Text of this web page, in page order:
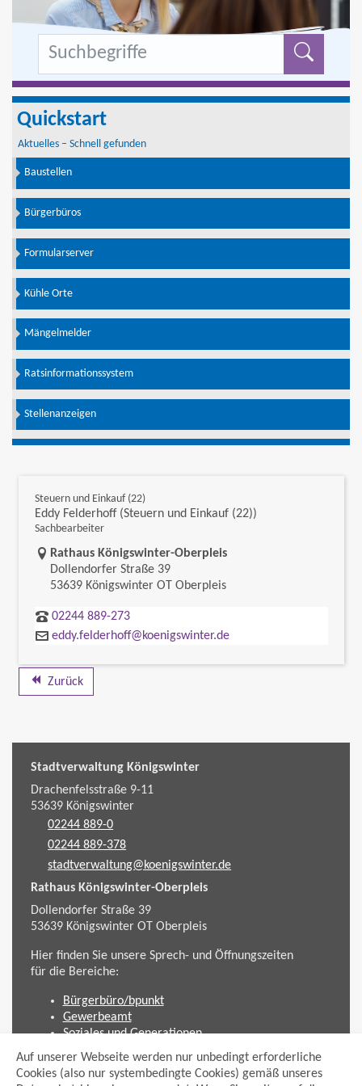
Auf unserer Webseite werden nur unbedingt erforderliche
Cookies (also nur systembedingte Cookies) gemäß unseres
Quickstart
Aktuelles – Schnell gefunden
Baustellen
Bürgerbüros
Formularserver
Kühle Orte
Mängelmelder
Ratsinformationssystem
Stellenanzeigen
Steuern und Einkauf (22)
Eddy Felderhoff (Steuern und Einkauf (22))
Sachbearbeiter
Link zur Google-Maps Navigation
Rathaus Königswinter-Oberpleis
Dollendorfer Straße 39
53639 Königswinter OT Oberpleis
02244 889-273
eddy.felderhoff@koenigswinter.de
Zurück
Stadtverwaltung Königswinter
Drachenfelsstraße 9-11
53639Königswinter
02244 889-0
02244 889-378
stadtverwaltung@koenigswinter.de
Rathaus Königswinter-Oberpleis
Dollendorfer Straße 39
53639KönigswinterOT Oberpleis
Hier finden Sie unsere Sprech- und Öffnungszeiten
für die Bereiche:
Bürgerbüro/bpunkt
Gewerbeamt
Soziales und Generationen
Standesamt
Friedhofsverwaltung
Planen und Bauen (Bauamt)